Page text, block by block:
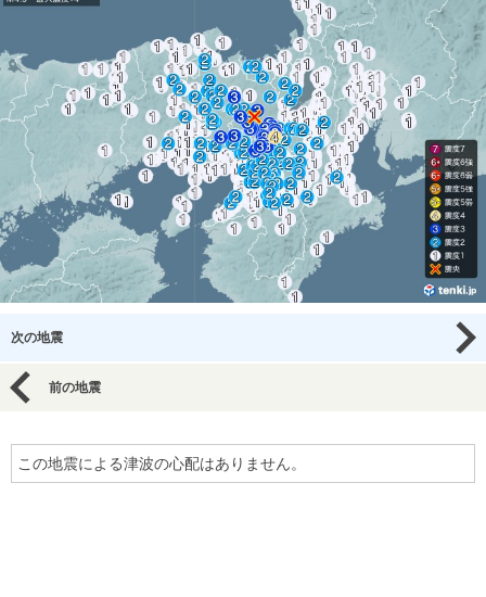
次の地震
前の地震
この地震による津波の心配はありません。